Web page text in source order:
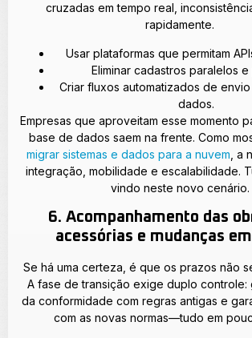
cruzadas em tempo real,
rapidamente.
Usar plataformas que permitam
Eliminar cadastros paralelos e
Criar fluxos automatizados de
dados.
Empresas que aproveitam esse momento
base de dados saem na frente. Como
migrar sistemas e dados para a nuvem , a
integração, mobilidade e escalabilidade.
vindo neste novo cenário.
6. Acompanhamento das
acessórias e mudanças
Se há uma certeza, é que os prazos não
A fase de transição exige duplo controle:
da conformidade com regras antigas e
com as novas normas—tudo em